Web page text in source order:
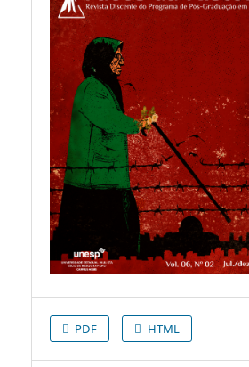
PDF HTML